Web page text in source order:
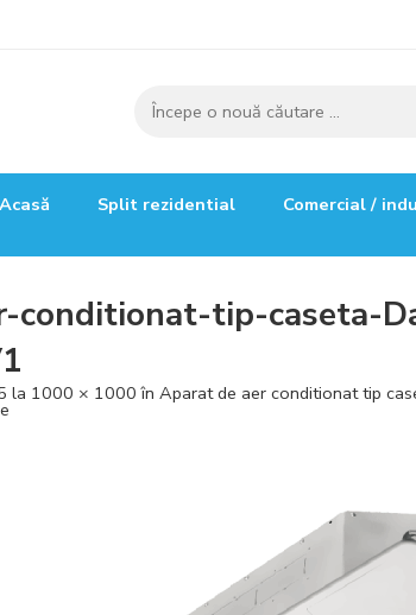
Acasă Split rezidential Comercial /
conditionat-tip-caseta-
la 1000 × 1000 în Aparat de aer conditionat tip